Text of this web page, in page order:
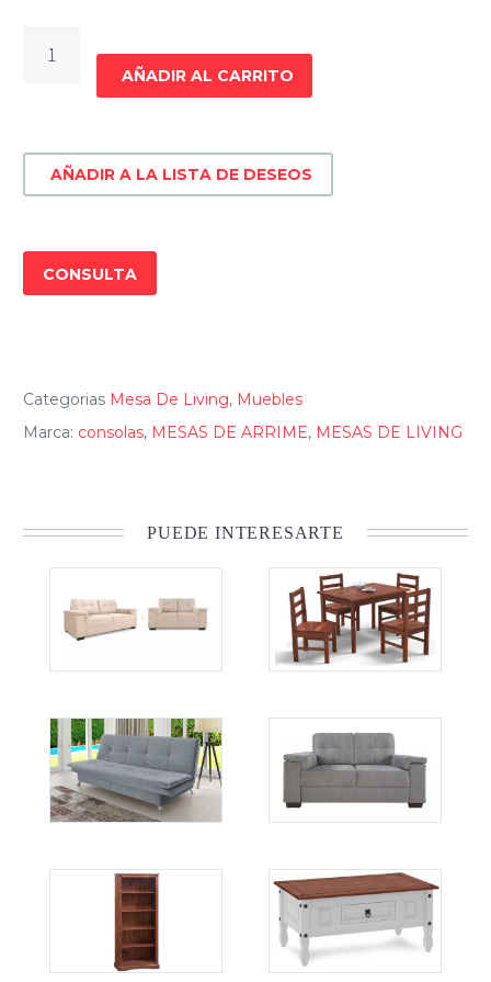
AÑADIR AL CARRITO
AÑADIR A LA LISTA DE DESEOS
CONSULTA
Categorias Mesa De Living, Muebles
Marca: consolas, MESAS DE ARRIME, MESAS DE LIVING
PUEDE INTERESARTE